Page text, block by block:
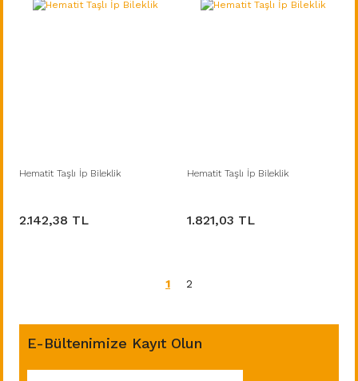
Hematit Taşlı İp Bileklik
2.142,38 TL
Hematit Taşlı İp Bileklik
1.821,03 TL
1 2
E-Bültenimize Kayıt Olun